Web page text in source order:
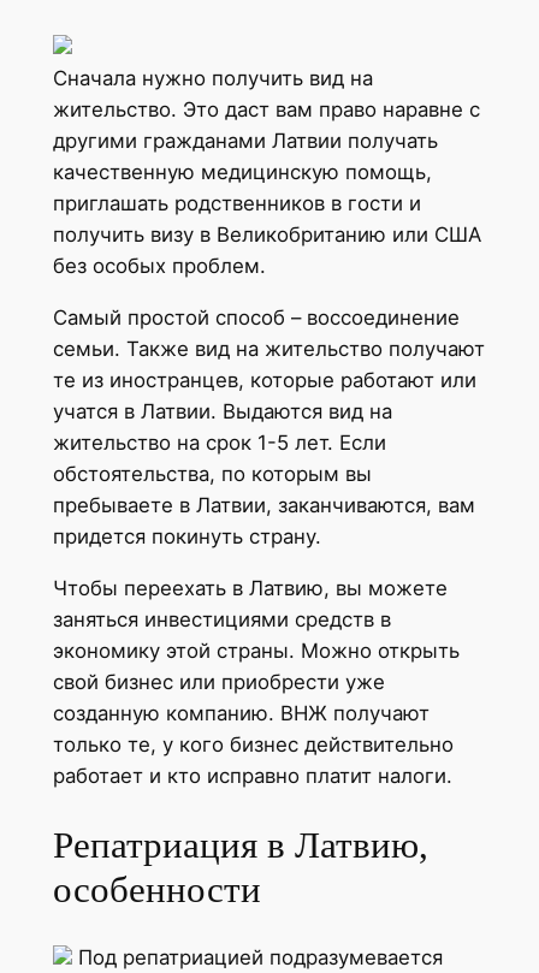
Сначала нужно получить вид на
жительство. Это даст вам право наравне с
другими гражданами Латвии получать
качественную медицинскую помощь,
приглашать родственников в гости и
получить визу в Великобританию или США
без особых проблем.
Самый простой способ – воссоединение
семьи. Также вид на жительство получают
те из иностранцев, которые работают или
учатся в Латвии. Выдаются вид на
жительство на срок 1-5 лет. Если
обстоятельства, по которым вы
пребываете в Латвии, заканчиваются, вам
придется покинуть страну.
Чтобы переехать в Латвию, вы можете
заняться инвестициями средств в
экономику этой страны. Можно открыть
свой бизнес или приобрести уже
созданную компанию. ВНЖ получают
только те, у кого бизнес действительно
работает и кто исправно платит налоги.
Репатриация в Латвию,
особенности
Под репатриацией подразумевается